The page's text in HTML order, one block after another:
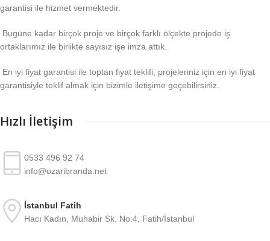
garantisi ile hizmet vermektedir.
Bugüne kadar birçok proje ve birçok farklı ölçekte projede iş
ortaklarımız ile birlikte sayısız işe imza attık.
En iyi fiyat garantisi ile toptan fiyat teklifi, projeleriniz için en iyi fiyat
garantisiyle teklif almak için bizimle iletişime geçebilirsiniz.
Hızlı İletişim
0533 496 92 74
info@ozaribranda.net
İstanbul Fatih
Hacı Kadın, Muhabir Sk. No:4, Fatih/İstanbul